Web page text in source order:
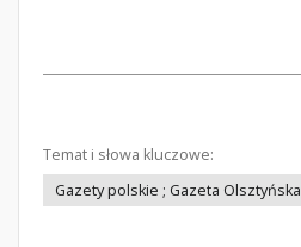
Temat i słowa kluczowe:
Gazety polskie ; Gazeta Olsztyńska